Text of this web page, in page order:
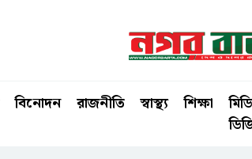
বিনোদন রাজনীতি স্বাস্থ্য শিক্ষা